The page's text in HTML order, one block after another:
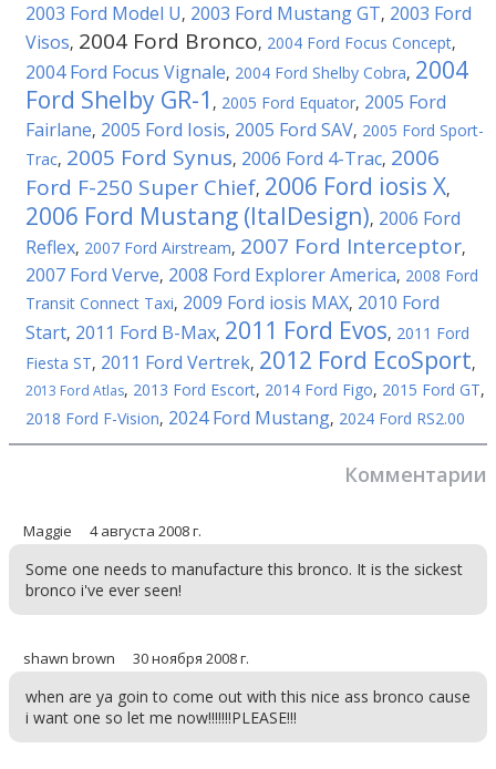
2003 Ford Model U, 2003 Ford Mustang GT, 2003 Ford
Visos, 2004 Ford Bronco, 2004 Ford Focus Concept,
2004 Ford Focus Vignale, 2004 Ford Shelby Cobra, 2004
Ford Shelby GR-1 , 2005 Ford Equator, 2005 Ford
Fairlane, 2005 Ford Iosis, 2005 Ford SAV, 2005 Ford Sport-
Trac, 2005 Ford Synus, 2006 Ford 4-Trac, 2006
Ford F-250 Super Chief, 2006 Ford iosis X,
2006 Ford Mustang (ItalDesign), 2006 Ford
Reflex, 2007 Ford Airstream, 2007 Ford Interceptor,
2007 Ford Verve, 2008 Ford Explorer America, 2008 Ford
Transit Connect Taxi, 2009 Ford iosis MAX, 2010 Ford
Start, 2011 Ford B-Max, 2011 Ford Evos, 2011 Ford
Fiesta ST, 2011 Ford Vertrek, 2012 Ford EcoSport,
2013 Ford Atlas, 2013 Ford Escort, 2014 Ford Figo, 2015 Ford GT,
2018 Ford F-Vision, 2024 Ford Mustang, 2024 Ford RS2.00
Комментарии
Maggie 4 августа 2008 г.
Some one needs to manufacture this bronco. It is the sickest
bronco i've ever seen!
shawn brown 30 ноября 2008 г.
when are ya goin to come out with this nice ass bronco cause
i want one so let me now!!!!!!!PLEASE!!!